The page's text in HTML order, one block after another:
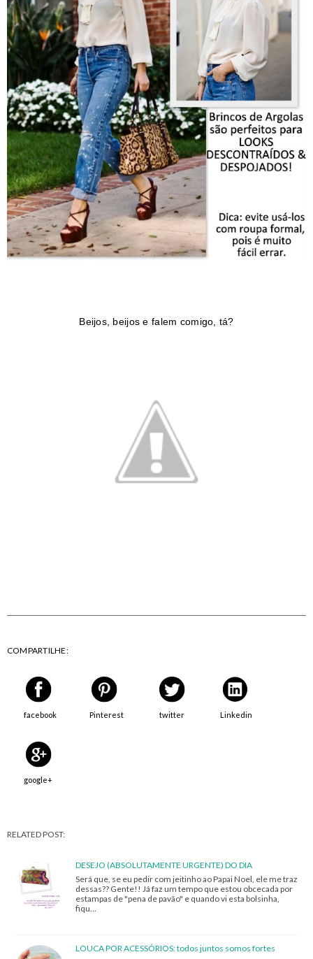
Beijos, beijos e falem comigo, tá?
COMPARTILHE:
facebook Pinterest twitter Linkedin
google+
RELATED POST:
DESEJO (ABSOLUTAMENTE URGENTE) DO DIA
Será que, se eu pedir com jeitinho ao Papai Noel, ele me traz
dessas?? Gente!! Já faz um tempo que estou obcecada por
estampas de "pena de pavão" e quando vi esta bolsinha,
fiqu…
LOUCA POR ACESSÓRIOS: todos juntos somos fortes